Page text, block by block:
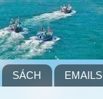
SÁCH EMAILS